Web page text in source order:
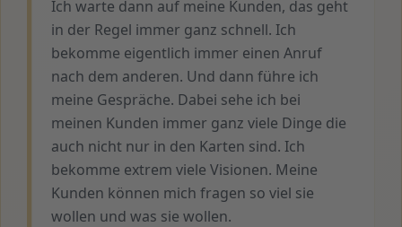
Ich warte dann auf meine Kunden, das geht
in der Regel immer ganz schnell. Ich
bekomme eigentlich immer einen Anruf
nach dem anderen. Und dann führe ich
meine Gespräche. Dabei sehe ich bei
meinen Kunden immer ganz viele Dinge die
auch nicht nur in den Karten sind. Ich
bekomme extrem viele Visionen. Meine
Kunden können mich fragen so viel sie
wollen und was sie wollen.